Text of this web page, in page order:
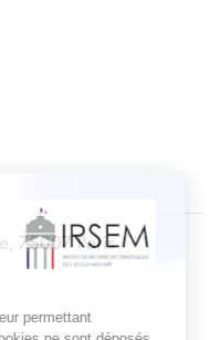
75007 Paris